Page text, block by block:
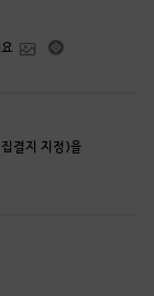
결지 지정)을